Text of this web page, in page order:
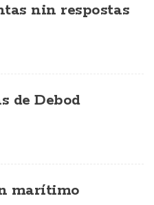
nin respostas
de Debod
marítimo